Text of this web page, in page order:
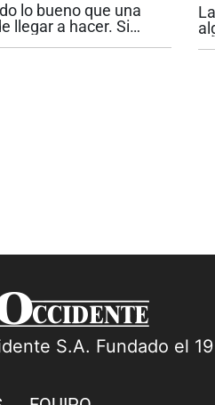
lo bueno que una
llegar a hacer. Si
tienes tiempo para
S.A. Fundado el